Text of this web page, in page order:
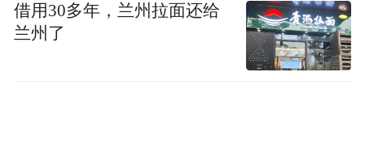
借用30多年，兰州拉面还给
兰州了